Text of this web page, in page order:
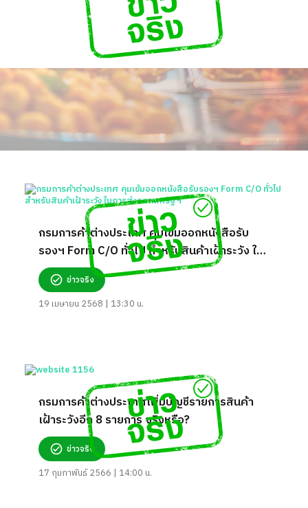
กรมการค้าต่างประเทศ คุมเข้มออกหนังสือรับ
รองฯ Form C/O ทั่วไป สำหรับสินค้าเฝ้าระวัง ใน
การส่งออกสหรัฐฯ
ข่าวจริง
19 เมษายน 2568 | 13:30 น.
กรมการค้าต่างประเทศเพิ่มบัญชีรายการสินค้า
เฝ้าระวังอีก 8 รายการ จริงหรือ?
ข่าวจริง
17 กุมภาพันธ์ 2566 | 14:00 น.